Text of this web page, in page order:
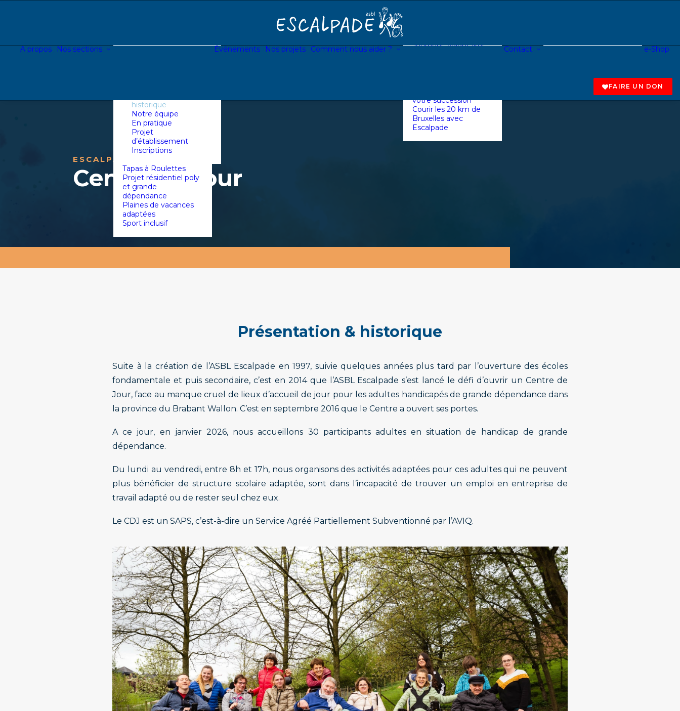
A propos Nos sections
historique
Notre équipe
En pratique
Projet
d’établissement
Inscriptions
Tapas à Roulettes
Projet résidentiel poly
et grande
dépendance
Plaines de vacances
adaptées
Sport inclusif
Événements Nos projets Comment nous aider ?
Journées Volontaires
votre succession
Courir les 20 km de
Bruxelles avec
Escalpade
Contact
Tapas à roulettes
e-Shop
FAIRE UN DON
ESCALPADE
Centre de jour
Présentation & historique
Suite à la création de l’ASBL Escalpade en 1997, suivie quelques années plus tard par l’ouverture des écoles
fondamentale et puis secondaire, c’est en 2014 que l’ASBL Escalpade s’est lancé le défi d’ouvrir un Centre de
Jour, face au manque cruel de lieux d’accueil de jour pour les adultes handicapés de grande dépendance dans
la province du Brabant Wallon. C’est en septembre 2016 que le Centre a ouvert ses portes.
A ce jour, en janvier 2026, nous accueillons 30 participants adultes en situation de handicap de grande
dépendance.
Du lundi au vendredi, entre 8h et 17h, nous organisons des activités adaptées pour ces adultes qui ne peuvent
plus bénéficier de structure scolaire adaptée, sont dans l’incapacité de trouver un emploi en entreprise de
travail adapté ou de rester seul chez eux.
Le CDJ est un SAPS, c’est-à-dire un Service Agréé Partiellement Subventionné par l’AVIQ.